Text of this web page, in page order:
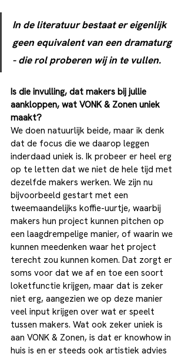
In de literatuur bestaat er eigenlijk
geen equivalent van een dramaturg
- die rol proberen wij in te vullen.
Is die invulling, dat makers bij jullie
aankloppen, wat VONK & Zonen uniek
maakt?
We doen natuurlijk beide, maar ik denk
dat de focus die we daarop leggen
inderdaad uniek is. Ik probeer er heel erg
op te letten dat we niet de hele tijd met
dezelfde makers werken. We zijn nu
bijvoorbeeld gestart met een
tweemaandelijks koffie-uurtje, waarbij
makers hun project kunnen pitchen op
een laagdrempelige manier, of waarin we
kunnen meedenken waar het project
terecht zou kunnen komen. Dat zorgt er
soms voor dat we af en toe een soort
loketfunctie krijgen, maar dat is zeker
niet erg, aangezien we op deze manier
veel input krijgen over wat er speelt
tussen makers. Wat ook zeker uniek is
aan VONK & Zonen, is dat er knowhow in
huis is en er steeds ook artistiek advies